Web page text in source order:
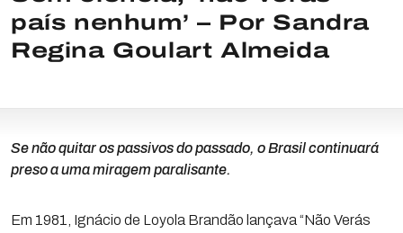
país nenhum’ – Por Sandra
Regina Goulart Almeida
Se não quitar os passivos do passado, o Brasil continuará
preso a uma miragem paralisante.
Em 1981, Ignácio de Loyola Brandão lançava “Não Verás